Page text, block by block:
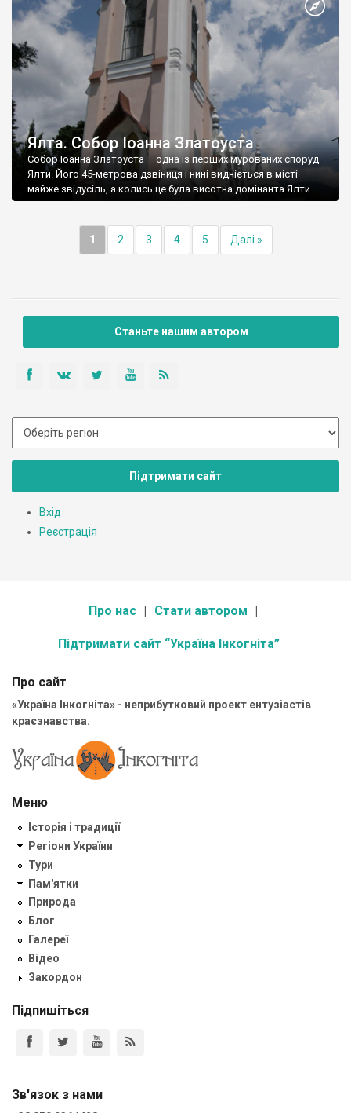
Ялта. Собор Іоанна Златоуста
Собор Іоанна Златоуста – одна із перших мурованих споруд
Ялти. Його 45-метрова дзвіниця і нині видніється в місті
майже звідусіль, а колись це була висотна домінанта Ялти.
1 2 3 4 5 Далі »
Станьте нашим автором
Підтримати сайт
Вхід
Реєстрація
Про нас Стати автором
Підтримати сайт “Україна Інкогніта”
Про сайт
«Україна Інкогніта» - неприбутковий проект ентузіастів
краєзнавства.
Меню
Історія і традиції
Регіони України
Тури
Пам'ятки
Природа
Блог
Галереї
Відео
Закордон
Підпишіться
Зв'язок з нами